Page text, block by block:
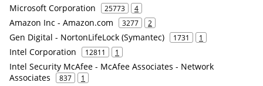
Microsoft Corporation 25773 4
Amazon Inc - Amazon.com 3277 2
Gen Digital - NortonLifeLock (Symantec) 1731 1
Intel Corporation 12811 1
Intel Security McAfee - McAfee Associates - Network
Associates
837 1